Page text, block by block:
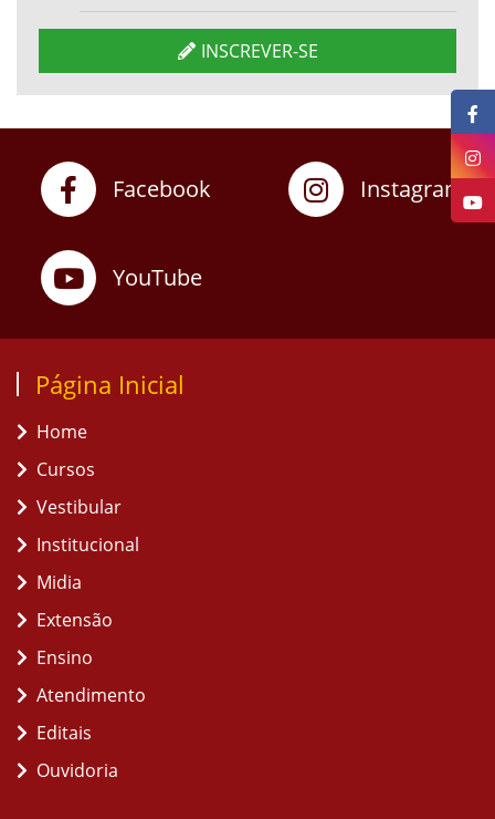
INSCREVER-SE
Facebook Instagram
YouTube
Página Inicial
Home
Cursos
Vestibular
Institucional
Midia
Extensão
Ensino
Atendimento
Editais
Ouvidoria